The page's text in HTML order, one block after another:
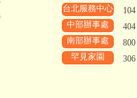
台北服務中心
中部辦事處
南部辦事處
罕見家園